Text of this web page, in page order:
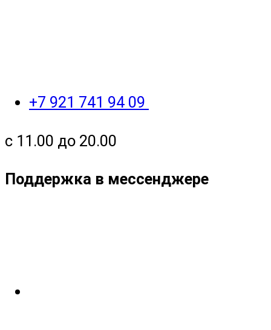
+7 921 741 94 09
с 11.00 до 20.00
Поддержка в мессенджере